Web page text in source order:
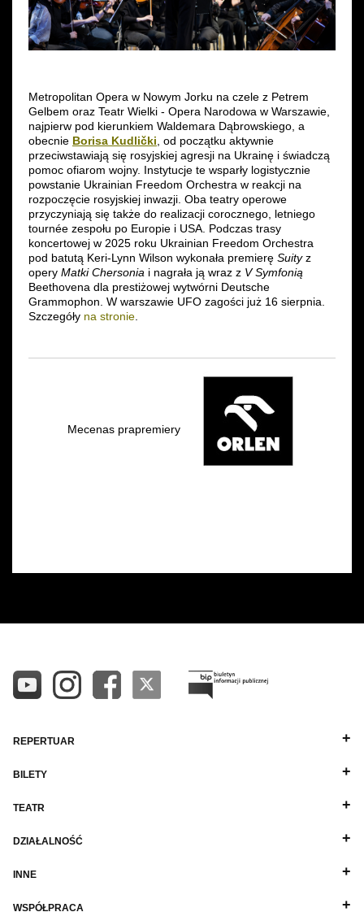
Metropolitan Opera w Nowym Jorku na czele z Petrem
Gelbem oraz Teatr Wielki - Opera Narodowa w Warszawie,
najpierw pod kierunkiem Waldemara Dąbrowskiego, a
obecnie Borisa Kudlički , od początku aktywnie
przeciwstawiają się rosyjskiej agresji na Ukrainę i świadczą
pomoc ofiarom wojny. Instytucje te wsparły logistycznie
powstanie Ukrainian Freedom Orchestra w reakcji na
rozpoczęcie rosyjskiej inwazji. Oba teatry operowe
przyczyniają się także do realizacji corocznego, letniego
tournée zespołu po Europie i USA. Podczas trasy
koncertowej w 2025 roku Ukrainian Freedom Orchestra
pod batutą Keri-Lynn Wilson wykonała premierę Suityz
opery Matki Chersonia i nagrała ją wraz z V Symfonią
Beethovena dla prestiżowej wytwórni Deutsche
Grammophon. W warszawie UFO zagości już 16 sierpnia.
Szczegóły na stronie
Mecenas prapremiery
REPERTUAR
BILETY
TEATR
DZIAŁALNOŚĆ
INNE
WSPÓŁPRACA